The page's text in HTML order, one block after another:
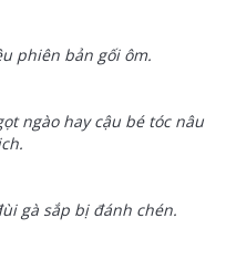
phiên bản gối ôm.
ngào hay cậu bé tóc nâu
gà sắp bị đánh chén.